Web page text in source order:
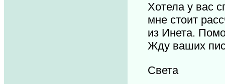
Хотела у вас
мне стоит
из Инета.
Жду ваших
Света